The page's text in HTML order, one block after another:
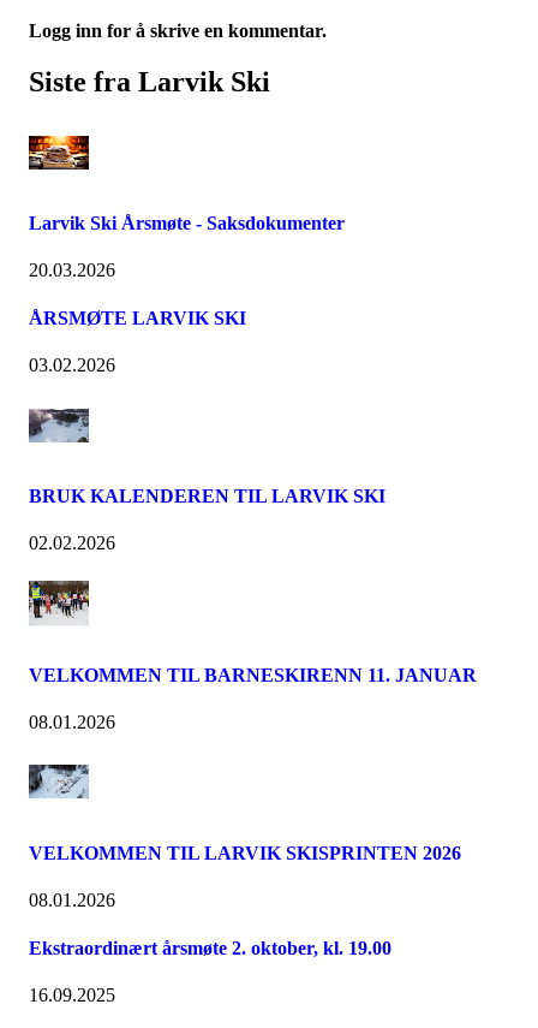
Logg inn for å skrive en kommentar.
Siste fra Larvik Ski
Larvik Ski Årsmøte - Saksdokumenter
20.03.2026
ÅRSMØTE LARVIK SKI
03.02.2026
BRUK KALENDEREN TIL LARVIK SKI
02.02.2026
VELKOMMEN TIL BARNESKIRENN 11. JANUAR
08.01.2026
VELKOMMEN TIL LARVIK SKISPRINTEN 2026
08.01.2026
Ekstraordinært årsmøte 2. oktober, kl. 19.00
16.09.2025